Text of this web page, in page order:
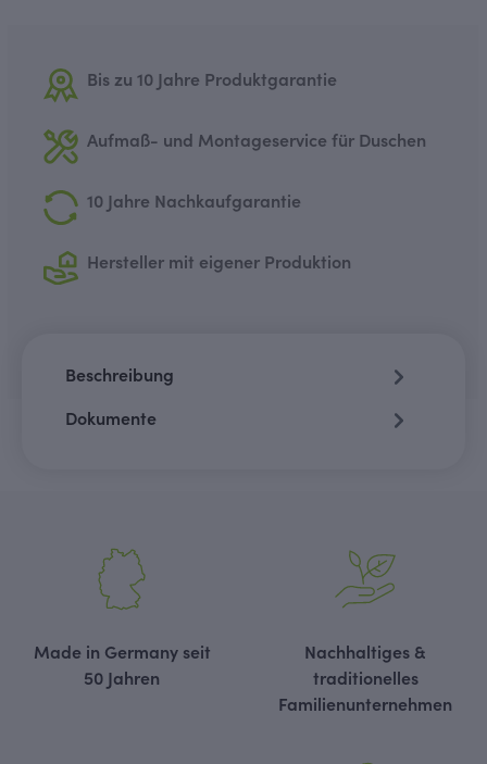
Bis zu 10 Jahre Produktgarantie
Aufmaß- und Montageservice für Duschen
10 Jahre Nachkaufgarantie
Hersteller mit eigener Produktion
Beschreibung
Dokumente
Made in Germany seit
50 Jahren
Nachhaltiges &
traditionelles
Familienunternehmen